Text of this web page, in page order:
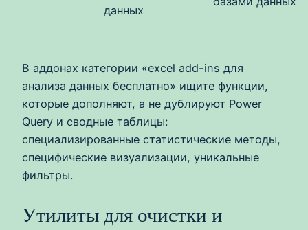
данных
В аддонах категории «excel add-ins для
анализа данных бесплатно» ищите функции,
которые дополняют, а не дублируют Power
Query и сводные таблицы:
специализированные статистические методы,
специфические визуализации, уникальные
фильтры.
Утилиты для очистки и